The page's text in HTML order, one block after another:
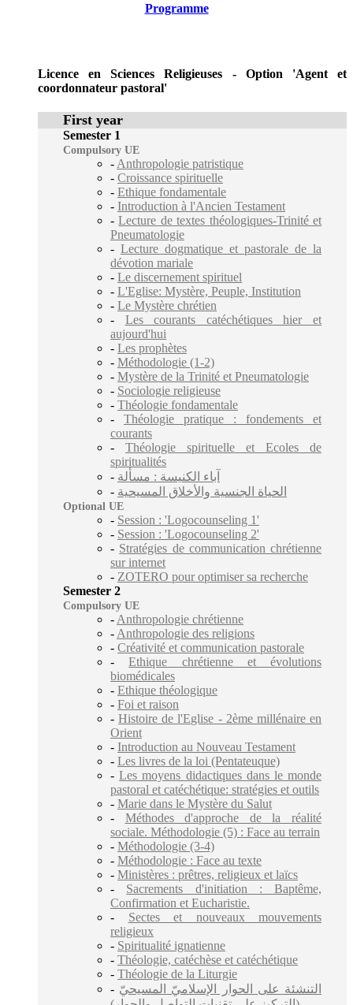
Programme
Licence en Sciences Religieuses - Option 'Agent et
coordonnateur pastoral'
First year
Semester 1
Compulsory UE
- Anthropologie patristique
- Croissance spirituelle
- Ethique fondamentale
- Introduction à l'Ancien Testament
-Lecture de textes théologiques-Trinité et
Pneumatologie
- Lecture dogmatique et pastorale de la
dévotion mariale
- Le discernement spirituel
- L'Eglise: Mystère, Peuple, Institution
- Le Mystère chrétien
- Les courants catéchétiques hier et
aujourd'hui
- Les prophètes
- Méthodologie (1-2)
- Mystère de la Trinité et Pneumatologie
- Sociologie religieuse
- Théologie fondamentale
- Théologie pratique : fondements et
courants
- Théologie spirituelle et Ecoles de
spiritualités
- آباء الكنيسة : مسألة
- الحياة الجنسية والأخلاق المسيحية
Optional UE
- Session : 'Logocounseling 1'
- Session : 'Logocounseling 2'
- Stratégies de communication chrétienne
sur internet
- ZOTERO pour optimiser sa recherche
Semester 2
Compulsory UE
- Anthropologie chrétienne
- Anthropologie des religions
- Créativité et communication pastorale
-Ethique chrétienne et évolutions
biomédicales
- Ethique théologique
- Foi et raison
-Histoire de l'Eglise - 2ème millénaire en
Orient
- Introduction au Nouveau Testament
- Les livres de la loi (Pentateuque)
-Les moyens didactiques dans le monde
pastoral et catéchétique: stratégies et outils
- Marie dans le Mystère du Salut
- Méthodes d'approche de la réalité
sociale. Méthodologie (5) : Face au terrain
- Méthodologie (3-4)
- Méthodologie : Face au texte
- Ministères : prêtres, religieux et laïcs
- Sacrements d'initiation : Baptême,
Confirmation et Eucharistie.
- Sectes et nouveaux mouvements
religieux
- Spiritualité ignatienne
- Théologie, catéchèse et catéchétique
- Théologie de la Liturgie
- التنشئة على الحوار الإسلاميّ المسيحيّ